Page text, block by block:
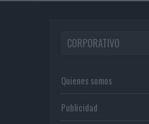
CORPORATIVO
Quienes somos
Publicidad